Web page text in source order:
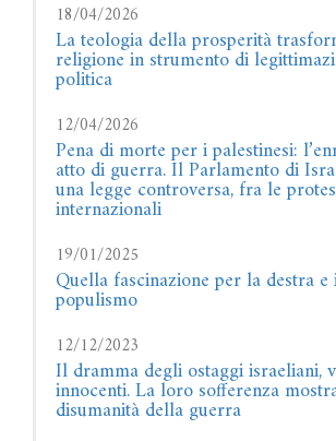
18/04/2026
La teologia della prosperità
religione in strumento di
politica
12/04/2026
Pena di morte per i palestinesi:
atto di guerra. Il Parlamento di
una legge controversa, fra le
internazionali
19/01/2025
Quella fascinazione per la destra
populismo
12/12/2023
Il dramma degli ostaggi israeliani,
innocenti. La loro sofferenza
disumanità della guerra